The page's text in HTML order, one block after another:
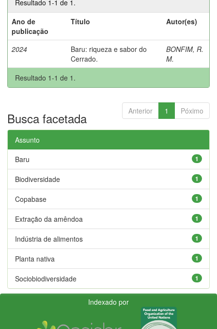
Resultado 1-1 de 1.
Ano de
publicação
Título Autor(es)
2024
Baru: riqueza e sabor do
Cerrado.
BONFIM, R.
M.
Resultado 1-1 de 1.
Anterior 1 Póximo
Busca facetada
Assunto
1
Baru
1
Biodiversidade
1
Copabase
1
Extração da amêndoa
1
Indústria de alimentos
1
Planta nativa
1
Sociobiodiversidade
Indexado por